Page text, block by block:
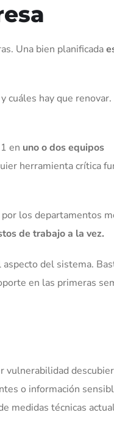
Una bien planificada
cuáles hay que renovar.
en uno o dos equipos
herramienta crítica
los departamentos
de trabajo a la vez.
del sistema.
en las primeras
vulnerabilidad
o información
medidas técnicas